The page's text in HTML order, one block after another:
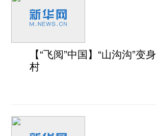
【“飞阅”中国】“山沟沟”变
村